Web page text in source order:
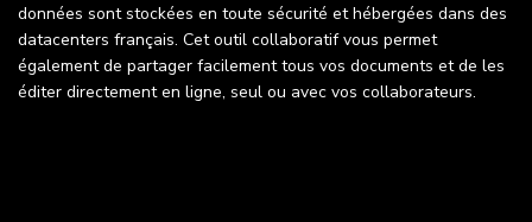
données sont stockées en toute sécurité et hébergées dans des
datacenters français. Cet outil collaboratif vous permet
également de partager facilement tous vos documents et de les
éditer directement en ligne, seul ou avec vos collaborateurs.